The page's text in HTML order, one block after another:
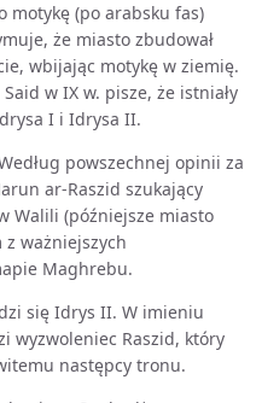
motykę (po arabsku fas)
że miasto zbudował
wbijając motykę w ziemię.
w IX w. pisze, że istniały
I i Idrysa II.
powszechnej opinii za
ar-Raszid szukający
Walili (późniejsze miasto
ważniejszych
Maghrebu.
się Idrys II. W imieniu
wyzwoleniec Raszid, który
następcy tronu.